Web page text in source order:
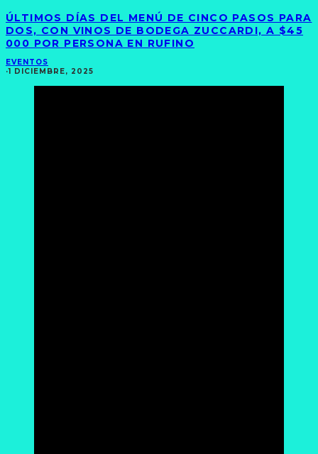
ÚLTIMOS DÍAS DEL MENÚ DE CINCO PASOS PARA
DOS, CON VINOS DE BODEGA ZUCCARDI, A $45
000 POR PERSONA EN RUFINO
EVENTOS
·1 DICIEMBRE, 2025